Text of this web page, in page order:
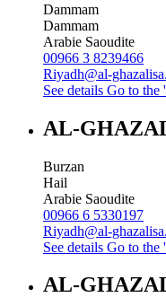
Dammam
Dammam
Arabie Saoudite
00966 3 8239466
Riyadh@al-
See details Go to
AL-
Burzan
Hail
Arabie Saoudite
00966 6 5330197
Riyadh@al-
See details Go to
AL-